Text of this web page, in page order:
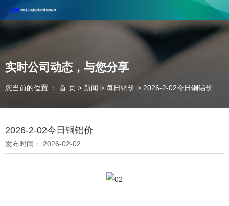
河南丰尔彻新材料科技有限公司欢迎合作咨询！
联系电话：18037947756
实时公司动态，与您分享
您当前的位置 ： 首 页 > 新闻 > 每日铜价 > 2026-2-02今日铜铝价
2026-2-02今日铜铝价
发布时间： 2026-02-02